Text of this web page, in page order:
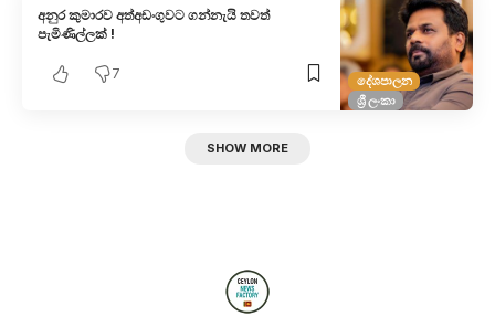
දේශපාලන
ශ්‍රී ලංකා
අනුර කුමාරව අත්අඩංගුවට ගන්නැයි තවත්
පැමිණිල්ලක් !
7
SHOW MORE